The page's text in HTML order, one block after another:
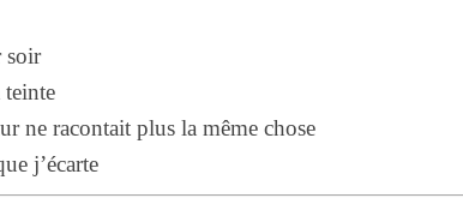
soir
ne racontait plus la même chose
j’écarte